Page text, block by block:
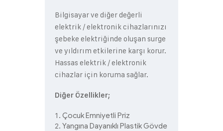
Bilgisayar ve diğer değerli
elektrik / elektronik cihazlarınızı
şebeke elektriğinde oluşan surge
ve yıldırım etkilerine karşı korur.
Hassas elektrik / elektronik
cihazlar için koruma sağlar.
Diğer Özellikler;
Çocuk Emniyetli Priz
Yangına Dayanıklı Plastik Gövde